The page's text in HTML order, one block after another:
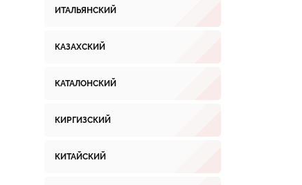
ИТАЛЬЯНСКИЙ
КАЗАХСКИЙ
КАТАЛОНСКИЙ
КИРГИЗСКИЙ
КИТАЙСКИЙ